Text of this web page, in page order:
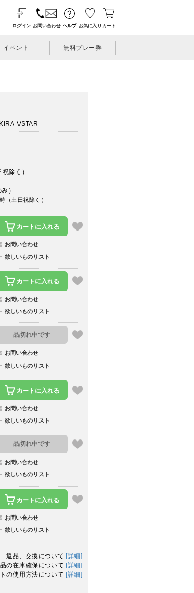
ログイン お問い合わせ ヘルプ お気に入り カート
イベント 無料プレー券
VSTAR
除く）
）
（土日祝除く）
カートに入れる
お問い合わせ
欲しいものリスト
カートに入れる
お問い合わせ
欲しいものリスト
品切れ中です
お問い合わせ
欲しいものリスト
カートに入れる
お問い合わせ
欲しいものリスト
品切れ中です
お問い合わせ
欲しいものリスト
カートに入れる
お問い合わせ
欲しいものリスト
返品、交換について [詳細]
の在庫確保について [詳細]
の使用方法について [詳細]